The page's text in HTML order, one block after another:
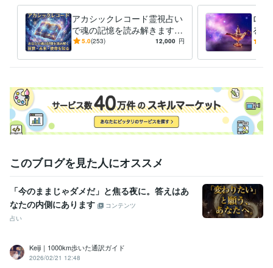
す。
「今こそ変わりたい」「もっと幸せになりたい」 そう感じたら、ぜひご
相談ください。
職歴
株式会社ココナラ 2019年12月 ~ 現在
在
受賞歴
ココナラ プラチナランク ココナラ販売実績555件突破
ココナラ販売
実績666件突破 ココナラ販売実績777件突破
資格・検定
認定スピリチュアルカウンセラー 取得年 : 2018年
得意分野
占い ヒーリング カルマの
ネルギーを整えるエネルギー施術
アカシックレコード霊視占い
で魂の記憶を読み解きます
宇宙の図書館へアクセスし魂
見ます
5.0(253) 12,000 円
ロー
る引
【鑑
ート
このブログを見た人にオススメ
「今のままじゃダメだ」と焦る夜に。答えはあ
なたの内側にあります
コンテンツ
占い
Keiji｜1000km歩いた通訳ガイド
2026/02/21 12:48